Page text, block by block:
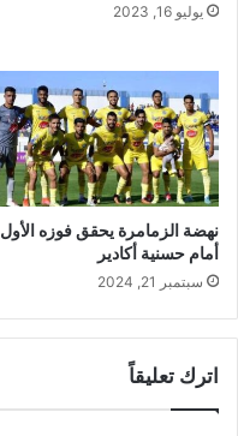
يوليو 16, 2023
نهضة الزمامرة يحقق فوزه الأول
أمام حسنية أكادير
سبتمبر 21, 2024
اترك تعليقاً